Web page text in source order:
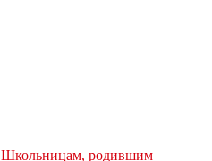
Школьницам, родившим